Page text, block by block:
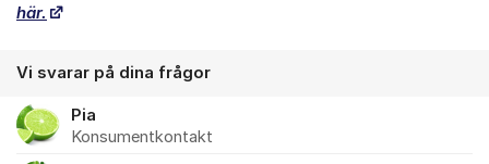
här.
Vi svarar på dina frågor
Pia
Konsumentkontakt